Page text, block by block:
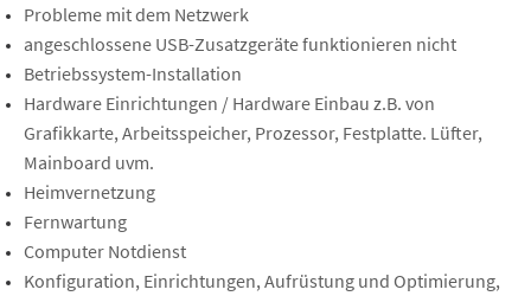
Probleme mit dem Netzwerk
angeschlossene USB-Zusatzgeräte funktionieren nicht
Betriebssystem-Installation
Hardware Einrichtungen / Hardware Einbau z.B. von
Grafikkarte, Arbeitsspeicher, Prozessor, Festplatte. Lüfter,
Mainboard uvm.
Heimvernetzung
Fernwartung
Computer Notdienst
Konfiguration, Einrichtungen, Aufrüstung und Optimierung,